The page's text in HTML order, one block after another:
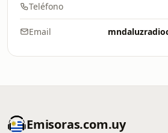
Teléfono
Email
Emisoras.com.uy